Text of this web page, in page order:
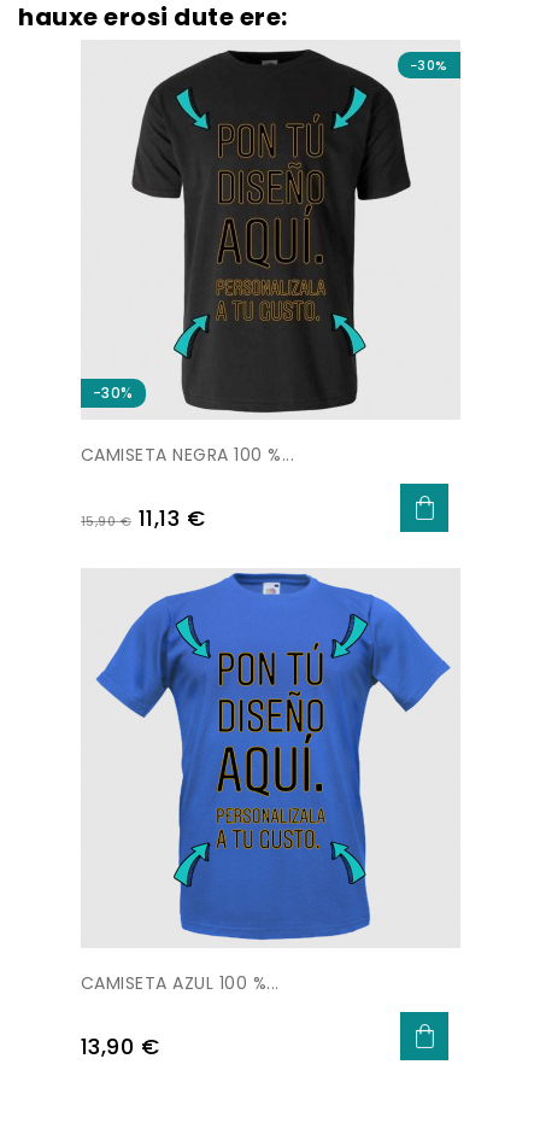
hauxe erosi dute ere:
−30%
−30%
CAMISETA NEGRA 100 %...
Regular
15,90 € Price
11,13 €
CAMISETA AZUL 100 %...
Price
13,90 €